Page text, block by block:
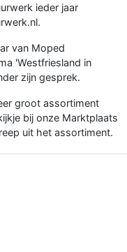
ieder jaar
van Moped
'Westfriesland in
zijn gesprek.
groot assortiment
bij onze Marktplaats
uit het assortiment.